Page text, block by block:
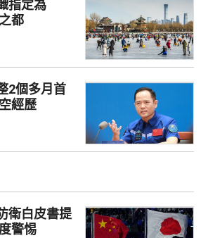
指定為
都
2個多月首
太空經歷
衛白皮書提
度警惕